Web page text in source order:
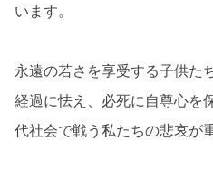
います。
永遠の若さを享受する子供た
経過に怯え、必死に自尊心を
代社会で戦う私たちの悲哀が